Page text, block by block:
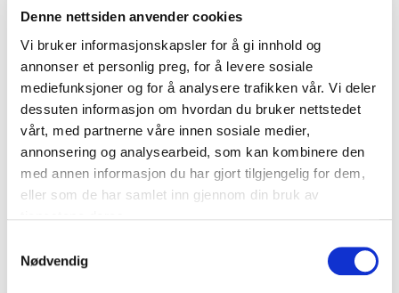
Denne nettsiden anvender cookies
Vi bruker informasjonskapsler for å gi innhold og
annonser et personlig preg, for å levere sosiale
mediefunksjoner og for å analysere trafikken vår. Vi deler
dessuten informasjon om hvordan du bruker nettstedet
vårt, med partnerne våre innen sosiale medier,
annonsering og analysearbeid, som kan kombinere den
med annen informasjon du har gjort tilgjengelig for dem,
eller som de har samlet inn gjennom din bruk av
Nødvendig